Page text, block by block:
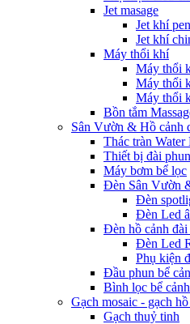
Jet masage
Jet khí
Jet khí
Máy thổi khí
Máy thổi
Máy thổi
Máy thổi
Bồn tắm
Sân Vườn & Hồ cảnh
Thác tràn Water
Thiết bị đài
Máy bơm bể lọc
Đèn Sân Vườn
Đèn
Đèn Led
Đèn hồ cảnh
Đèn Led
Phụ kiện
Đầu phun bể
Bình lọc bể cảnh
Gạch mosaic - gạch
Gạch thuỷ tinh